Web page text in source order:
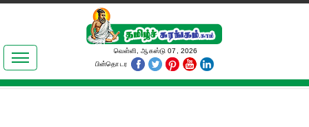
இலக்கியங்கள்
தமிழ் உலகம்
வெள்ளி, ஆகஸ்டு 07, 2026
பின்தொடர